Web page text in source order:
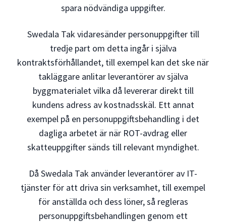
spara nödvändiga uppgifter.
Swedala Tak vidaresänder personuppgifter till
tredje part om detta ingår i själva
kontraktsförhållandet, till exempel kan det ske när
takläggare anlitar leverantörer av själva
byggmaterialet vilka då levererar direkt till
kundens adress av kostnadsskäl. Ett annat
exempel på en personuppgiftsbehandling i det
dagliga arbetet är när ROT-avdrag eller
skatteuppgifter sänds till relevant myndighet.
Då Swedala Tak använder leverantörer av IT-
tjänster för att driva sin verksamhet, till exempel
för anställda och dess löner, så regleras
personuppgiftsbehandlingen genom ett